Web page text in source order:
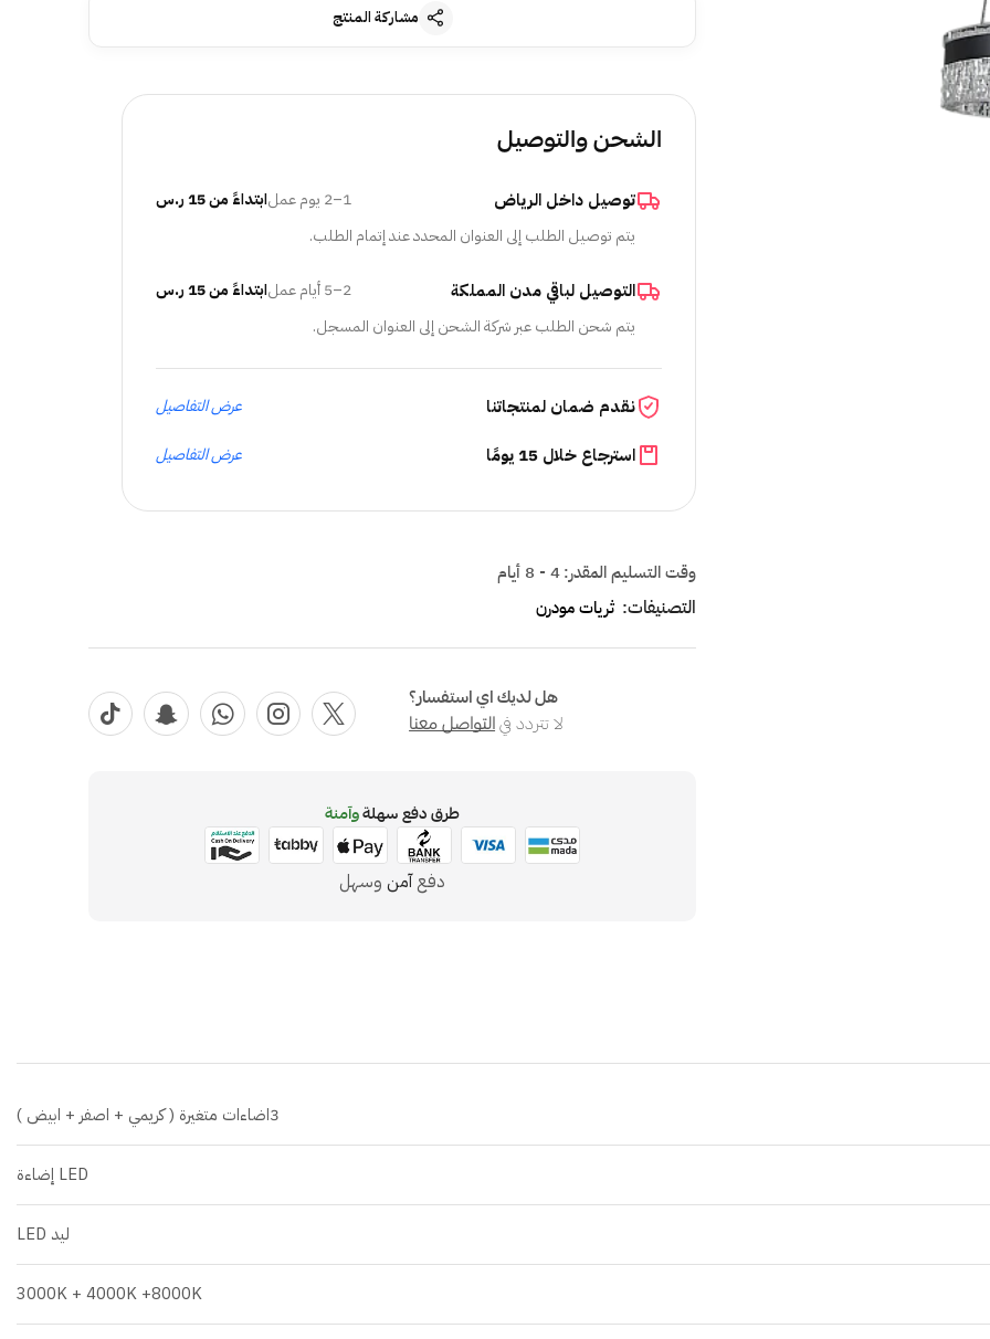
مشاركة المنتج
الشحن والتوصيل
توصيل داخل الرياض 1–2 يوم عمل
ابتداءً من 15 ر.س
يتم توصيل الطلب إلى العنوان المحدد عند إتمام الطلب.
التوصيل لباقي مدن المملكة 2–5 أيام عمل
ابتداءً من 15 ر.س
يتم شحن الطلب عبر شركة الشحن إلى العنوان المسجل.
نقدم ضمان لمنتجاتنا عرض التفاصيل
استرجاع خلال 15 يومًا عرض التفاصيل
وقت التسليم المقدر:4 - 8 أيام
التصنيفات: ثريات مودرن
هل لديك اي استفسار؟
لا تتردد فيالتواصل معنا
طرق دفع سهلةوآمنة
دفعآمنوسهل
3اضاءات متغيرة ( كريمي + اصفر + ابيض )
LED إضاءة
ليد LED
3000K + 4000K +8000K